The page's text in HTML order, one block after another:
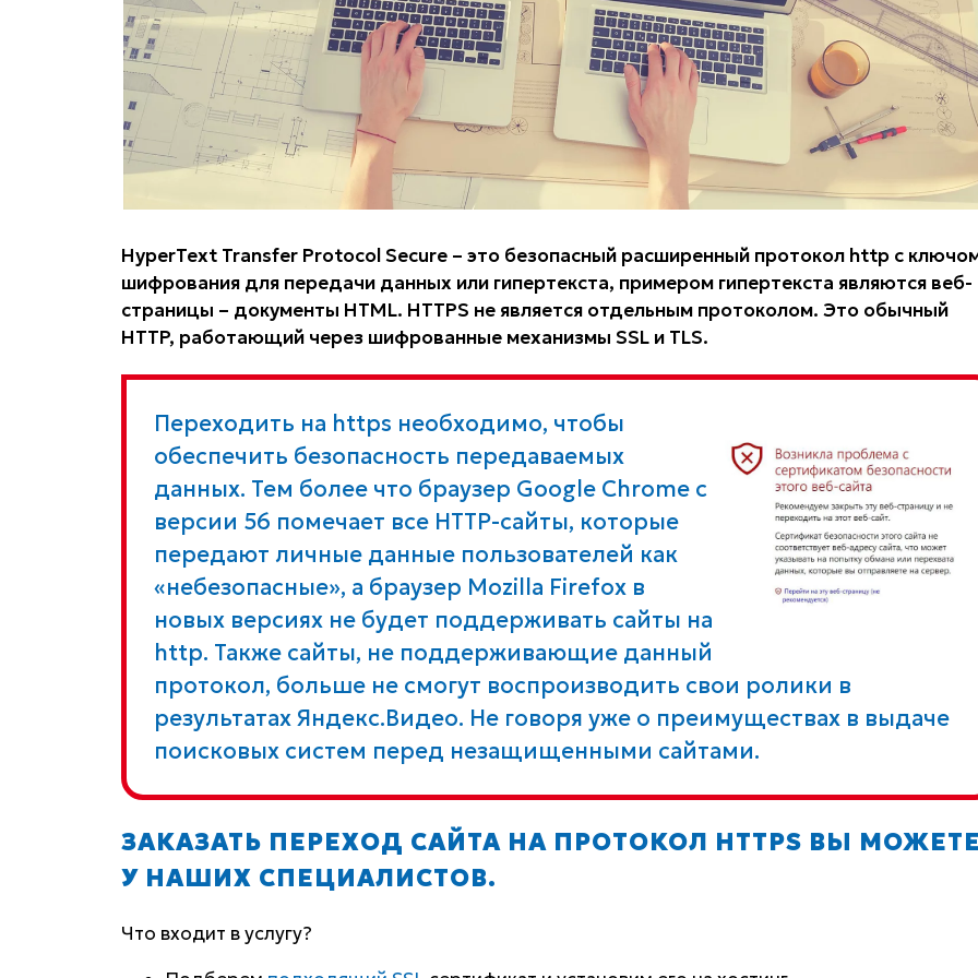
HyperText Transfer Protocol Secure – это безопасный расширенный протокол http с
шифрования для передачи данных или гипертекста, примером гипертекста являются веб-
страницы – документы HTML. HTTPS не является отдельным протоколом. Это обычный
HTTP, работающий через шифрованные механизмы SSL и TLS.
Переходить на https необходимо, чтобы
обеспечить безопасность передаваемых
данных. Тем более что браузер Google Chrome с
версии 56 помечает все HTTP-сайты, которые
передают личные данные пользователей как
«небезопасные», а браузер Mozilla Firefox в
новых версиях не будет поддерживать сайты на
http. Также сайты, не поддерживающие данный
протокол, больше не смогут воспроизводить свои ролики в
результатах Яндекс.Видео. Не говоря уже о преимуществах в выдаче
поисковых систем перед незащищенными сайтами.
ЗАКАЗАТЬ ПЕРЕХОД САЙТА НА ПРОТОКОЛ HTTPS ВЫ
У НАШИХ СПЕЦИАЛИСТОВ.
Что входит в услугу?